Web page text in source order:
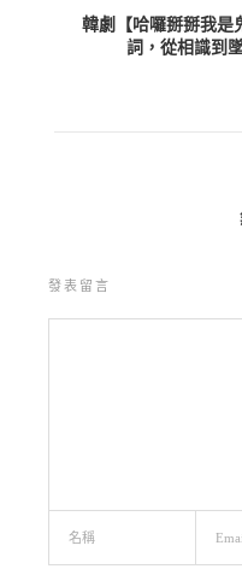
韓劇【哈囉掰掰我是
詞，從相識到
發表留言